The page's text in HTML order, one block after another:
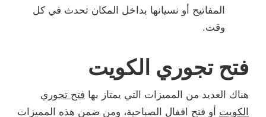
المفاتيح أو نسيانها بداخل المكان تحدث في كل
وقت.
فتح تجوري الكويت
هناك العديد من المميزات التي يمتاز بها فتح تجوري
الكويت أو فتح اقفال الصباحية، ومن ضمن هذه المميزات